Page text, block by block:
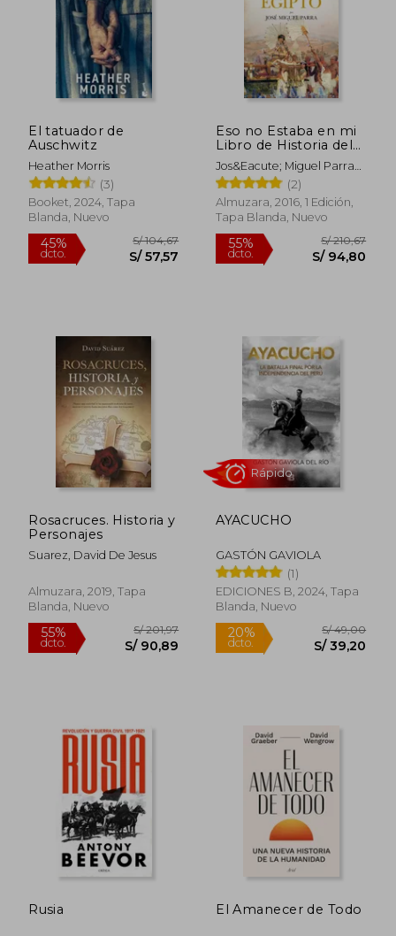
55%
dcto. S/ 92,69
35%
dcto.
Rápido
55%
dcto. S/ 85,88
45%
dcto.
El tatuador de
Auschwitz
Heather Morris
(3)
Booket, 2024, Tapa
Blanda, Nuevo
Eso no Estaba en mi
Libro de Historia del
Antiguo Egipto
Jos&Eacute; Miguel Parra
Ortiz
(2)
Almuzara, 2016, 1 Edición,
Tapa Blanda, Nuevo
Rosacruces. Historia y
Personajes
Suarez, David De Jesus
Almuzara, 2019, Tapa
Blanda, Nuevo
AYACUCHO
GASTÓN GAVIOLA
(1)
EDICIONES B, 2024, Tapa
Blanda, Nuevo
Rusia El Amanecer de Todo